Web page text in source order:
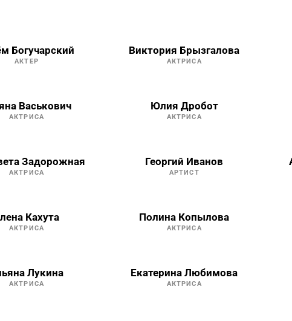
Богучарский
АКТЕР
Виктория Брызгалова
АКТРИСА
Васькович
АКТРИСА
Юлия Дробот
АКТРИСА
Задорожная
АКТРИСА
Георгий Иванов
АРТИСТ
Кахута
АКТРИСА
Полина Копылова
АКТРИСА
Лукина
АКТРИСА
Екатерина Любимова
АКТРИСА